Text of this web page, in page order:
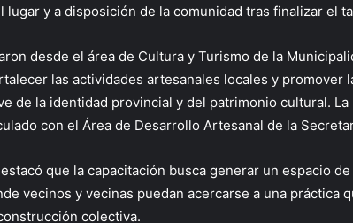
lugar y a disposición de la comunidad tras finalizar el
desde el área de Cultura y Turismo de la
las actividades artesanales locales y promover
de la identidad provincial y del patrimonio cultural.
con el Área de Desarrollo Artesanal de la
que la capacitación busca generar un espacio
vecinos y vecinas puedan acercarse a una práctica
colectiva.